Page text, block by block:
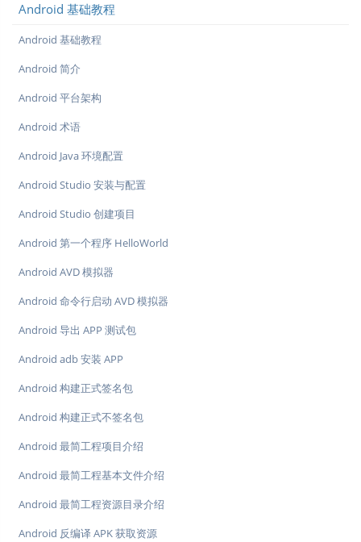
Android 基础教程
Android 基础教程
Android 简介
Android 平台架构
Android 术语
Android Java 环境配置
Android Studio 安装与配置
Android Studio 创建项目
Android 第一个程序 HelloWorld
Android AVD 模拟器
Android 命令行启动 AVD 模拟器
Android 导出 APP 测试包
Android adb 安装 APP
Android 构建正式签名包
Android 构建正式不签名包
Android 最简工程项目介绍
Android 最简工程基本文件介绍
Android 最简工程资源目录介绍
Android 反编译 APK 获取资源